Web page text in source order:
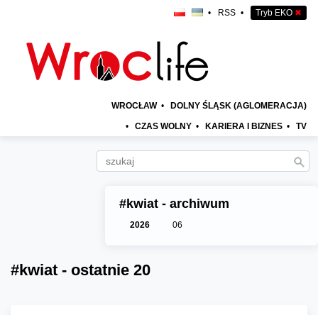
• RSS • Tryb EKO ✖
WROCŁAW • DOLNY ŚLĄSK (AGLOMERACJA)
• CZAS WOLNY • KARIERA I BIZNES • TV
#kwiat - archiwum
2026 06
#kwiat - ostatnie 20